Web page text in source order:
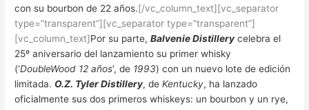
con su bourbon de 22 años.[/vc_column_text][vc_separator
type=”transparent”][vc_separator type=”transparent”]
[vc_column_text]Por su parte,Balvenie Distillerycelebra el
25º aniversario del lanzamiento su primer whisky
(‘DoubleWood 12 años‘, de 1993) con un nuevo lote de edición
limitada. O.Z. Tyler Distillery, deKentucky, ha lanzado
oficialmente sus dos primeros whiskeys: un bourbon y un rye,